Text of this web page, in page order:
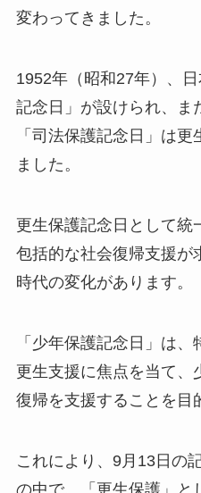
変わってきました。
1952年（昭和27年）、
記念日」が設けられ、ま
「司法保護記念日」は
ました。
更生保護記念日として統
包括的な社会復帰支援が
時代の変化があります。
「少年保護記念日」は
更生支援に焦点を当て、
復帰を支援することを目
これにより、9月13日の
の中で、「更生保護」と